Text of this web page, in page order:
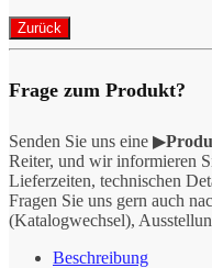
Frage zum Produkt?
Senden Sie uns eine ▶
Reiter, und wir informieren
Lieferzeiten, technischen
Fragen Sie uns gern auch
(Katalogwechsel),
Beschreibung